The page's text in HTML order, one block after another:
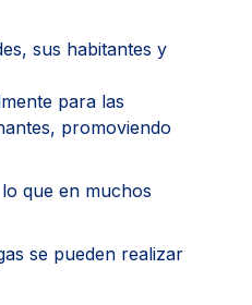
sus habitantes y
para las
promoviendo
que en muchos
se pueden realizar